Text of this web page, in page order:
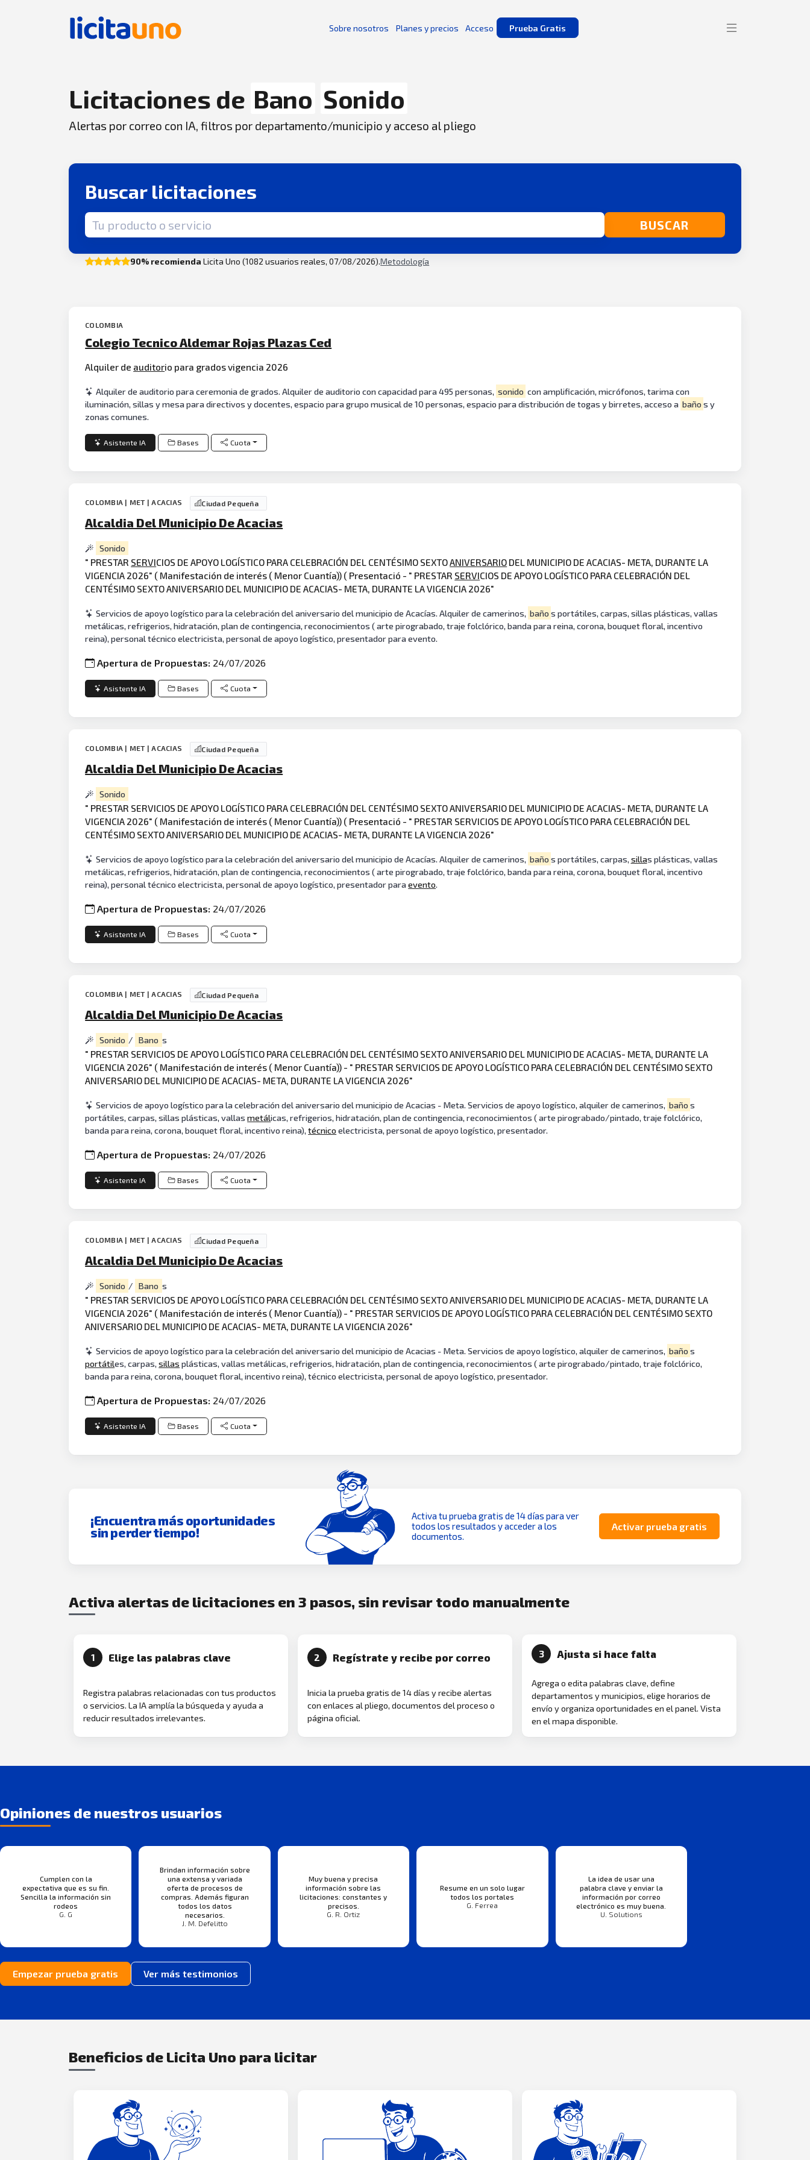
Sobre nosotros Planes y precios Acceso Prueba Gratis
Licitaciones de Bano Sonido
Alertas por correo con IA, filtros por departamento/municipio y acceso al pliego
Buscar licitaciones
Término de búsqueda BUSCAR
90% recomienda Licita Uno (1082 usuarios reales, 07/08/2026).Metodología
COLOMBIA
Colegio Tecnico Aldemar Rojas Plazas Ced
Alquiler de auditorio para grados vigencia 2026
Alquiler de auditorio para ceremonia de grados. Alquiler de auditorio con capacidad para 495 personas, sonido con amplificación, micrófonos, tarima con
iluminación, sillas y mesa para directivos y docentes, espacio para grupo musical de 10 personas, espacio para distribución de togas y birretes, acceso a baño s y
zonas comunes.
Asistente IA Bases Cuota
COLOMBIA | MET | ACACIAS Ciudad Pequeña
Alcaldia Del Municipio De Acacias
Sonido
" PRESTAR SERVICIOS DE APOYO LOGÍSTICO PARA CELEBRACIÓN DEL CENTÉSIMO SEXTOANIVERSARIO DEL MUNICIPIO DE ACACIAS- META, DURANTE LA
VIGENCIA 2026" ( Manifestación de interés ( Menor Cuantía)) ( Presentació - " PRESTAR SERVICIOS DE APOYO LOGÍSTICO PARA CELEBRACIÓN DEL
CENTÉSIMO SEXTO ANIVERSARIO DEL MUNICIPIO DE ACACIAS- META, DURANTE LA VIGENCIA 2026"
Servicios de apoyo logístico para la celebración del aniversario del municipio de Acacías. Alquiler de camerinos, baño s portátiles, carpas, sillas plásticas, vallas
metálicas, refrigerios, hidratación, plan de contingencia, reconocimientos ( arte pirograbado, traje folclórico, banda para reina, corona, bouquet floral, incentivo
reina), personal técnico electricista, personal de apoyo logístico, presentador para evento.
Apertura de Propuestas: 24/07/2026
Asistente IA Bases Cuota
COLOMBIA | MET | ACACIAS Ciudad Pequeña
Alcaldia Del Municipio De Acacias
Sonido
" PRESTAR SERVICIOS DE APOYO LOGÍSTICO PARA CELEBRACIÓN DEL CENTÉSIMO SEXTO ANIVERSARIO DEL MUNICIPIO DE ACACIAS- META, DURANTE LA
VIGENCIA 2026" ( Manifestación de interés ( Menor Cuantía)) ( Presentació - " PRESTAR SERVICIOS DE APOYO LOGÍSTICO PARA CELEBRACIÓN DEL
CENTÉSIMO SEXTO ANIVERSARIO DEL MUNICIPIO DE ACACIAS- META, DURANTE LA VIGENCIA 2026"
Servicios de apoyo logístico para la celebración del aniversario del municipio de Acacías. Alquiler de camerinos, baño s portátiles, carpas, sillas plásticas, vallas
metálicas, refrigerios, hidratación, plan de contingencia, reconocimientos ( arte pirograbado, traje folclórico, banda para reina, corona, bouquet floral, incentivo
reina), personal técnico electricista, personal de apoyo logístico, presentador paraevento.
Apertura de Propuestas: 24/07/2026
Asistente IA Bases Cuota
COLOMBIA | MET | ACACIAS Ciudad Pequeña
Alcaldia Del Municipio De Acacias
Sonido / Bano s
" PRESTAR SERVICIOS DE APOYO LOGÍSTICO PARA CELEBRACIÓN DEL CENTÉSIMO SEXTO ANIVERSARIO DEL MUNICIPIO DE ACACIAS- META, DURANTE LA
VIGENCIA 2026" ( Manifestación de interés ( Menor Cuantía)) - " PRESTAR SERVICIOS DE APOYO LOGÍSTICO PARA CELEBRACIÓN DEL CENTÉSIMO SEXTO
ANIVERSARIO DEL MUNICIPIO DE ACACIAS- META, DURANTE LA VIGENCIA 2026"
Servicios de apoyo logístico para la celebración del aniversario del municipio de Acacias - Meta. Servicios de apoyo logístico, alquiler de camerinos, baño s
portátiles, carpas, sillas plásticas, vallasmetálicas, refrigerios, hidratación, plan de contingencia, reconocimientos ( arte pirograbado/pintado, traje folclórico,
banda para reina, corona, bouquet floral, incentivo reina),técnicoelectricista, personal de apoyo logístico, presentador.
Apertura de Propuestas: 24/07/2026
Asistente IA Bases Cuota
COLOMBIA | MET | ACACIAS Ciudad Pequeña
Alcaldia Del Municipio De Acacias
Sonido / Bano s
" PRESTAR SERVICIOS DE APOYO LOGÍSTICO PARA CELEBRACIÓN DEL CENTÉSIMO SEXTO ANIVERSARIO DEL MUNICIPIO DE ACACIAS- META, DURANTE LA
VIGENCIA 2026" ( Manifestación de interés ( Menor Cuantía)) - " PRESTAR SERVICIOS DE APOYO LOGÍSTICO PARA CELEBRACIÓN DEL CENTÉSIMO SEXTO
ANIVERSARIO DEL MUNICIPIO DE ACACIAS- META, DURANTE LA VIGENCIA 2026"
Servicios de apoyo logístico para la celebración del aniversario del municipio de Acacias - Meta. Servicios de apoyo logístico, alquiler de camerinos, baño s
portátiles, carpas,sillas plásticas, vallas metálicas, refrigerios, hidratación, plan de contingencia, reconocimientos ( arte pirograbado/pintado, traje folclórico,
banda para reina, corona, bouquet floral, incentivo reina), técnico electricista, personal de apoyo logístico, presentador.
Apertura de Propuestas: 24/07/2026
Asistente IA Bases Cuota
¡Encuentra más oportunidades
sin perder tiempo!
Activa tu prueba gratis de 14 días para ver
todos los resultados y acceder a los
documentos.
Activar prueba gratis
Activa alertas de licitaciones en 3 pasos, sin revisar todo manualmente
1 Elige las palabras clave
Registra palabras relacionadas con tus productos
o servicios. La IA amplía la búsqueda y ayuda a
reducir resultados irrelevantes.
2 Regístrate y recibe por correo
Inicia la prueba gratis de 14 días y recibe alertas
con enlaces al pliego, documentos del proceso o
página oficial.
3 Ajusta si hace falta
Agrega o edita palabras clave, define
departamentos y municipios, elige horarios de
envío y organiza oportunidades en el panel. Vista
en el mapa disponible.
Opiniones de nuestros usuarios
Cumplen con la
expectativa que es su fin.
Sencilla la información sin
rodeos
G. G
Brindan información sobre
una extensa y variada
oferta de procesos de
compras. Además figuran
todos los datos
necesarios.
J. M. Defelitto
Muy buena y precisa
información sobre las
licitaciones: constantes y
precisos.
G. R. Ortiz
Resume en un solo lugar
todos los portales
G. Ferrea
La idea de usar una
palabra clave y enviar la
información por correo
electrónico es muy buena.
U. Solutions
Empezar prueba gratis Ver más testimonios
Beneficios de Licita Uno para licitar